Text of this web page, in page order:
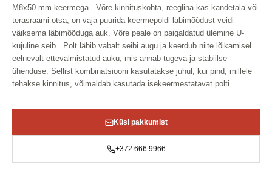
M8x50 mm keermega . Võre kinnituskohta, reeglina kas kandetala või
terasraami otsa, on vaja puurida keermepoldi läbimõõdust veidi
väiksema läbimõõduga auk. Võre peale on paigaldatud ülemine U-
kujuline seib . Polt läbib vabalt seibi augu ja keerdub niite lõikamisel
eelnevalt ettevalmistatud auku, mis annab tugeva ja stabiilse
ühenduse. Sellist kombinatsiooni kasutatakse juhul, kui pind, millele
tehakse kinnitus, võimaldab kasutada isekeermestatavat polti.
Küsi pakkumist
+372 666 9966